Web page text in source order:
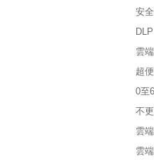
安
雲
超
0至
不
雲
雲